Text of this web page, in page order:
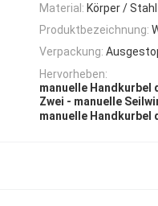
Material: Körper /
Produktbezeichnung:
Verpackung:
Hervorheben:
manuelle Handkurbel
Zwei - manuelle
manuelle Handkurbel